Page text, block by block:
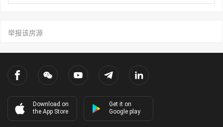
举报该房源
Download on
the App Store
Get it on
Google play